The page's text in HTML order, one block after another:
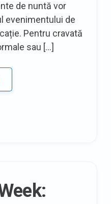
de nuntă vor
evenimentului de
Pentru cravată
sau […]